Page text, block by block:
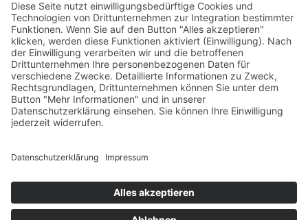
Tekal – Textile Lebensqualität
Exklusive moderne & Orientteppiche
Feuerwerk XXL
Pyrotechnik online bestellen
© Stadtmühle Waldenbuch 2026
und Mühlenprodukte ·
Cookie-Einstellungen
Alle Preise inkl. der gesetzlichen MwSt.
Die durchgestrichenen Preise entsprechen dem bisherigen Preis in